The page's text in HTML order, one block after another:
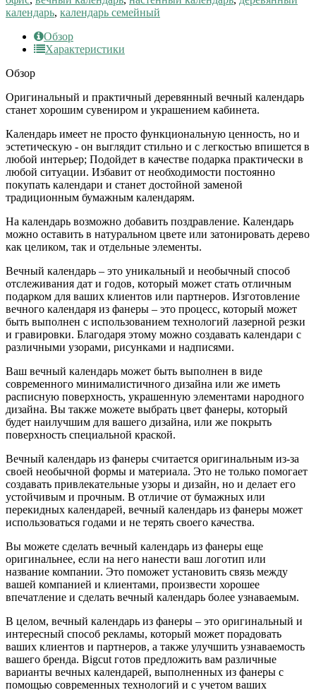
календарь, календарь семейный
Обзор
Характеристики
Обзор
Оригинальный и практичный деревянный вечный календарь
станет хорошим сувениром и украшением кабинета.
Календарь имеет не просто функциональную ценность, но и
эстетическую - он выглядит стильно и с легкостью впишется в
любой интерьер; Подойдет в качестве подарка практически в
любой ситуации. Избавит от необходимости постоянно
покупать календари и станет достойной заменой
традиционным бумажным календарям.
На календарь возможно добавить поздравление. Календарь
можно оставить в натуральном цвете или затонировать дерево
как целиком, так и отдельные элементы.
Вечный календарь – это уникальный и необычный способ
отслеживания дат и годов, который может стать отличным
подарком для ваших клиентов или партнеров. Изготовление
вечного календаря из фанеры – это процесс, который может
быть выполнен с использованием технологий лазерной резки
и гравировки. Благодаря этому можно создавать календари с
различными узорами, рисунками и надписями.
Ваш вечный календарь может быть выполнен в виде
современного минималистичного дизайна или же иметь
расписную поверхность, украшенную элементами народного
дизайна. Вы также можете выбрать цвет фанеры, который
будет наилучшим для вашего дизайна, или же покрыть
поверхность специальной краской.
Вечный календарь из фанеры считается оригинальным из-за
своей необычной формы и материала. Это не только помогает
создавать привлекательные узоры и дизайн, но и делает его
устойчивым и прочным. В отличие от бумажных или
перекидных календарей, вечный календарь из фанеры может
использоваться годами и не терять своего качества.
Вы можете сделать вечный календарь из фанеры еще
оригинальнее, если на него нанести ваш логотип или
название компании. Это поможет установить связь между
вашей компанией и клиентами, произвести хорошее
впечатление и сделать вечный календарь более узнаваемым.
В целом, вечный календарь из фанеры – это оригинальный и
интересный способ рекламы, который может порадовать
ваших клиентов и партнеров, а также улучшить узнаваемость
вашего бренда. Bigcut готов предложить вам различные
варианты вечных календарей, выполненных из фанеры с
помощью современных технологий и с учетом ваших